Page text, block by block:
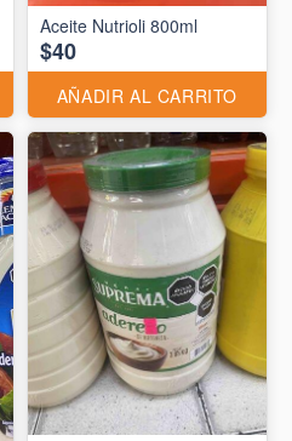
Aceite Nutrioli 800ml
$40
AÑADIR AL CARRITO